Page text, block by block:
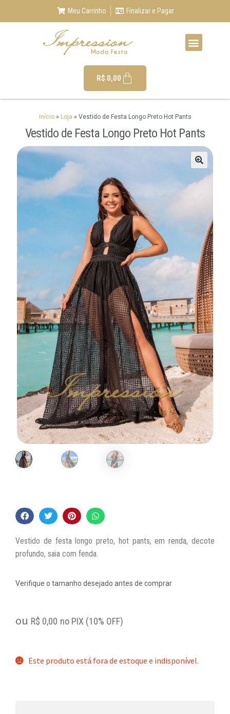
Meu Carrinho Finalizar e Pagar
R$ 0,00
Início» Loja » Vestido de Festa Longo Preto Hot Pants
Vestido de Festa Longo Preto Hot Pants
Vestido de festa longo preto, hot pants, em renda, decote
profundo, saia com fenda.
Verifique o tamanho desejado antes de comprar
ou R$ 0,00 no PIX (10% OFF)
Este produto está fora de estoque e indisponível.